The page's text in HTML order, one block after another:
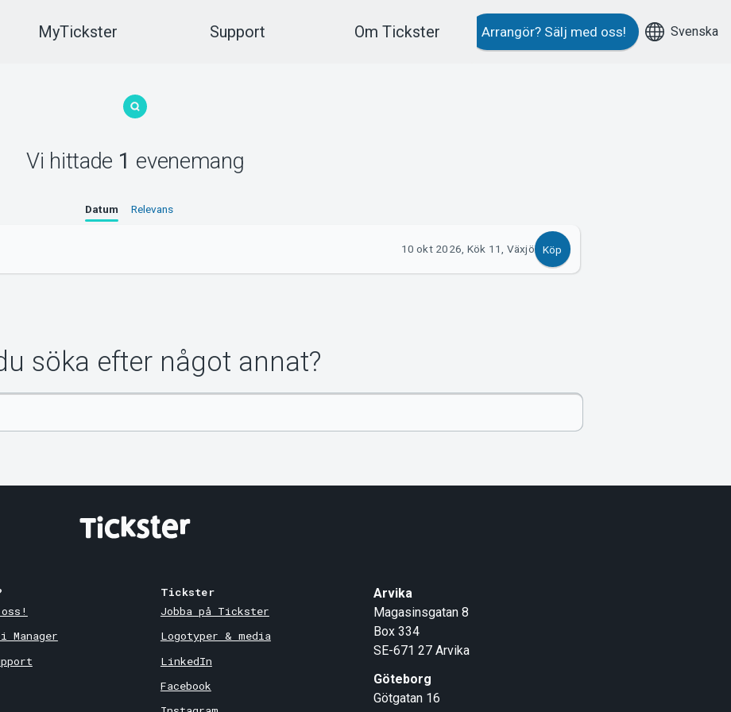
MyTickster Support Om Tickster Arrangör? Sälj med oss! Svenska
Vi hittade 1 evenemang
Datum Relevans
10 okt 2026, Kök 11, Växjö Köp
söka efter något annat?
Manager
Tickster
Jobba på Tickster
Logotyper & media
LinkedIn
Facebook
Arvika
Magasinsgatan 8
Box 334
SE-671 27 Arvika
Göteborg
Götgatan 16